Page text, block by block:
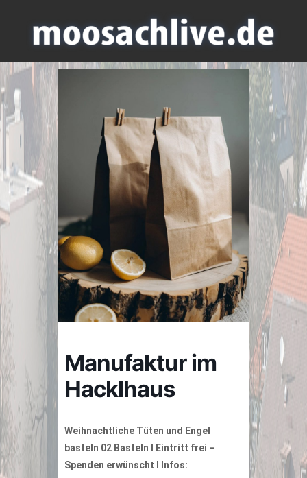
Manufaktur im
Hacklhaus
Weihnachtliche Tüten und Engel
basteln 02 Basteln I Eintritt frei –
Spenden erwünscht I Infos: